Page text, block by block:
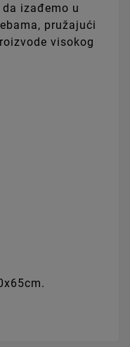
izađemo u
pružajući
visokog